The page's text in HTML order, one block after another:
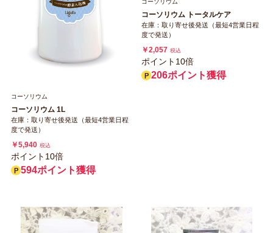
コーソリウム
コーソリウム 1L
在庫：取り寄せ後発送（最短4営業日程
度で発送）
￥5,940 税込
ポイント10倍
594ポイント獲得
コーソリウム
コーソリウム トータルケア
在庫：取り寄せ後発送（最短4営業日程
度で発送）
￥2,057 税込
ポイント10倍
206ポイント獲得